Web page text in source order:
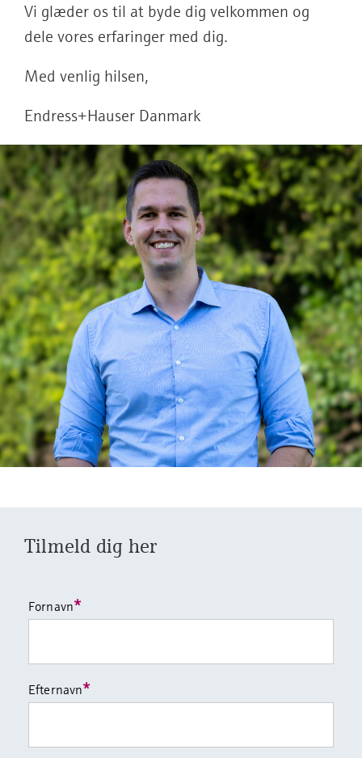
Vi glæder os til at byde dig velkommen og
dele vores erfaringer med dig.
Med venlig hilsen,
Endress+Hauser Danmark
Tilmeld dig her
Fornavn*
Efternavn*